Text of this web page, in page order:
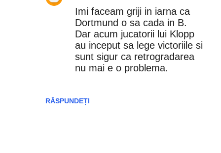
RĂSPUNDEȚI
Imi faceam griji in iarna ca
Dortmund o sa cada in B.
Dar acum jucatorii lui Klopp
au inceput sa lege victoriile si
sunt sigur ca retrogradarea
nu mai e o problema.